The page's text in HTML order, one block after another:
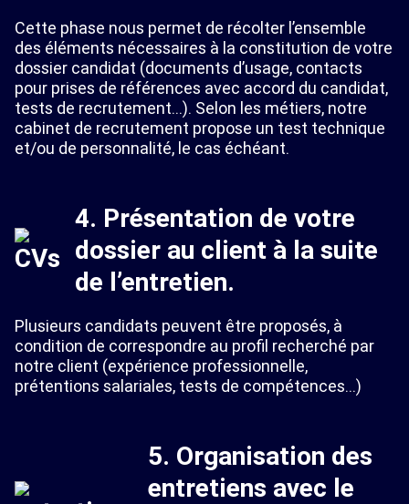
Cette phase nous permet de récolter l’ensemble
des éléments nécessaires à la constitution de votre
dossier candidat (documents d’usage, contacts
pour prises de références avec accord du candidat,
tests de recrutement…). Selon les métiers, notre
cabinet de recrutement propose un test technique
et/ou de personnalité, le cas échéant.
4. Présentation de votre
dossier au client à la suite
de l’entretien.
Plusieurs candidats peuvent être proposés, à
condition de correspondre au profil recherché par
notre client (expérience professionnelle,
prétentions salariales, tests de compétences…)
5. Organisation des
entretiens avec le